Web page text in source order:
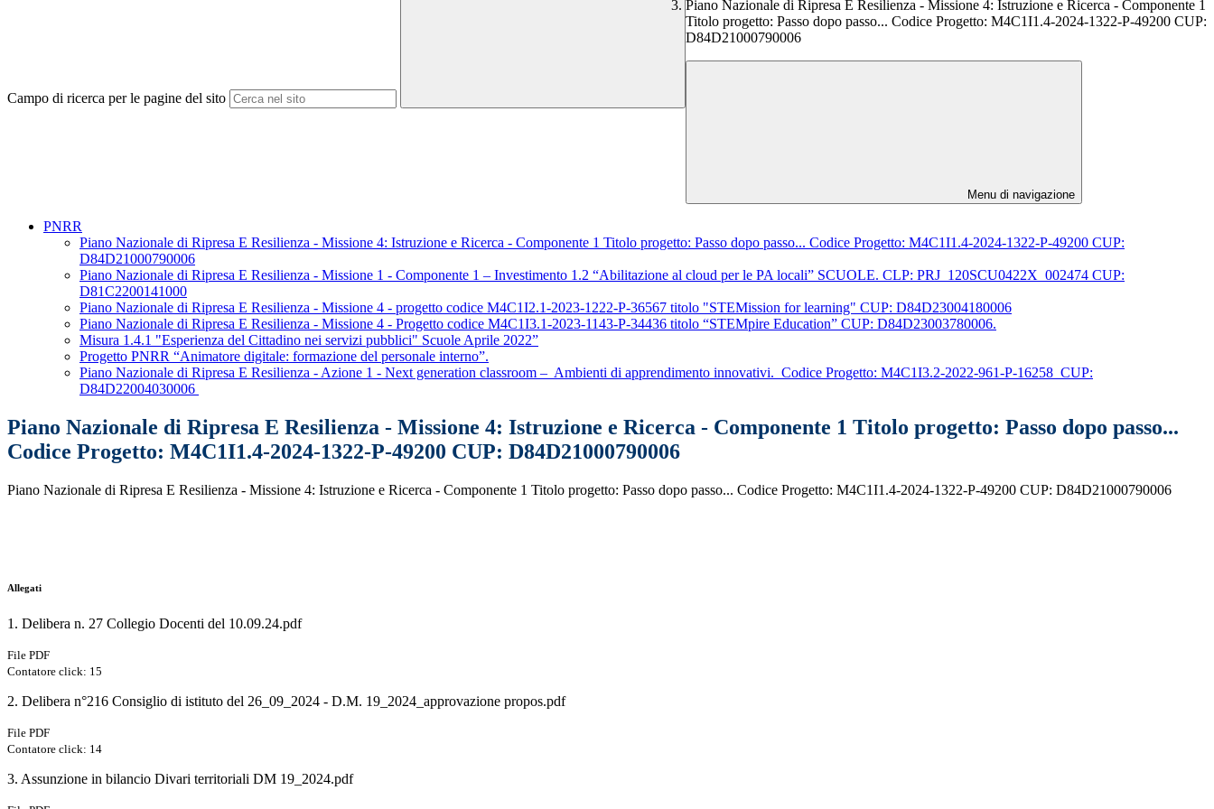
Campo di ricerca per le pagine del sito
Piano Nazionale di Ripresa E Resilienza - Missione 4: Istruzione e Ricerca - Componente 1
Titolo progetto: Passo dopo passo... Codice Progetto: M4C1I1.4-2024-1322-P-49200 CUP:
D84D21000790006
Menu di navigazione
PNRR
Piano Nazionale di Ripresa E Resilienza - Missione 4: Istruzione e Ricerca - Componente 1 Titolo progetto: Passo dopo passo... Codice Progetto: M4C1I1.4-2024-1322-P-49200 CUP:
D84D21000790006
Piano Nazionale di Ripresa E Resilienza - Missione 1 - Componente 1 – Investimento 1.2 “Abilitazione al cloud per le PA locali” SCUOLE. CLP: PRJ_120SCU0422X_002474 CUP:
D81C2200141000
Piano Nazionale di Ripresa E Resilienza - Missione 4 - progetto codice M4C1I2.1-2023-1222-P-36567 titolo "STEMission for learning" CUP: D84D23004180006
Piano Nazionale di Ripresa E Resilienza - Missione 4 - Progetto codice M4C1I3.1-2023-1143-P-34436 titolo “STEMpire Education” CUP: D84D23003780006.
Misura 1.4.1 "Esperienza del Cittadino nei servizi pubblici" Scuole Aprile 2022”
Progetto PNRR “Animatore digitale: formazione del personale interno”.
Piano Nazionale di Ripresa E Resilienza - Azione 1 - Next generation classroom – Ambienti di apprendimento innovativi. Codice Progetto: M4C1I3.2-2022-961-P-16258 CUP:
D84D22004030006
Piano Nazionale di Ripresa E Resilienza - Missione 4: Istruzione e Ricerca - Componente 1 Titolo progetto: Passo dopo passo...
Codice Progetto: M4C1I1.4-2024-1322-P-49200 CUP: D84D21000790006
Piano Nazionale di Ripresa E Resilienza - Missione 4: Istruzione e Ricerca - Componente 1 Titolo progetto: Passo dopo passo... Codice Progetto: M4C1I1.4-2024-1322-P-49200 CUP: D84D21000790006
Allegati
1. Delibera n. 27 Collegio Docenti del 10.09.24.pdf
File PDF
Contatore click: 15
2. Delibera n°216 Consiglio di istituto del 26_09_2024 - D.M. 19_2024_approvazione propos.pdf
File PDF
Contatore click: 14
3. Assunzione in bilancio Divari territoriali DM 19_2024.pdf